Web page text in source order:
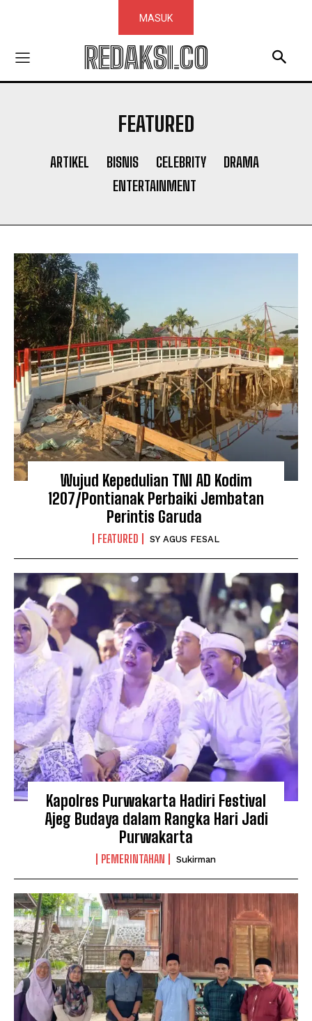
MASUK
REDAKSI.CO
FEATURED
ARTIKEL BISNIS CELEBRITY
DRAMA
ENTERTAINMENT
Wujud Kepedulian TNI AD Kodim
1207/Pontianak Perbaiki Jembatan
Perintis Garuda
FEATURED SY AGUS FESAL
Kapolres Purwakarta Hadiri Festival
Ajeg Budaya dalam Rangka Hari Jadi
Purwakarta
PEMERINTAHAN Sukirman